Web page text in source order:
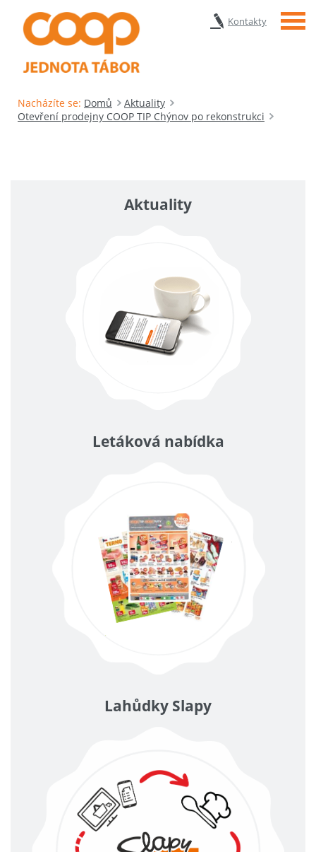
Kontakty Menu
Nacházíte se: Domů
Aktuality
Otevření prodejny COOP TIP Chýnov po rekonstrukci
Aktuality
Letáková nabídka
Lahůdky Slapy